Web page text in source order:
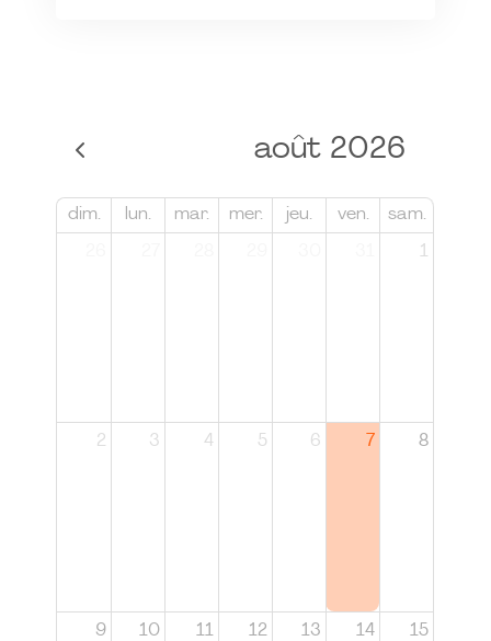
août 2026
dim. lun. mar. mer. jeu. ven. sam.
1
2 3 4 5 6 7 8
9 10 11 12 13 14 15